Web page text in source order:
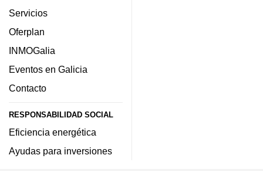
Servicios
Oferplan
INMOGalia
Eventos en Galicia
Contacto
RESPONSABILIDAD SOCIAL
Eficiencia energética
Ayudas para inversiones